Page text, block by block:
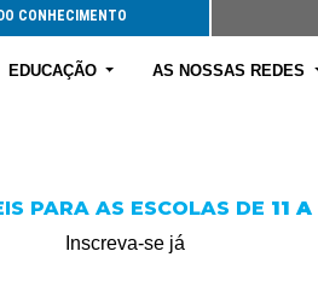
CONHECIMENTO
EDUCAÇÃO AS NOSSAS REDES
PARA AS ESCOLAS DE 11
Inscreva-se já